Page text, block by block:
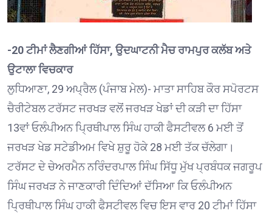
-20 ਟੀਮਾਂ ਲੈਣਗੀਆਂ ਹਿੱਸਾ, ਉਦਘਾਟਨੀ ਮੈਚ ਰਾਮਪੁਰ ਕਲੱਬ ਅਤੇ
ਉਟਾਲਾ ਵਿਚਕਾਰ
ਲੁਧਿਆਣਾ, 29 ਅਪ੍ਰੈਲ (ਪੰਜਾਬ ਮੇਲ)- ਮਾਤਾ ਸਾਹਿਬ ਕੌਰ ਸਪੋਰਟਸ
ਚੈਰੀਟੇਬਲ ਟਰੱਸਟ ਜਰਖੜ ਵਲੋਂ ਜਰਖੜ ਖੇਡਾਂ ਦੀ ਕੜੀ ਦਾ ਹਿੱਸਾ
13ਵਾਂ ਓਲੰਪੀਅਨ ਪ੍ਰਿਥੀਪਾਲ ਸਿੰਘ ਹਾਕੀ ਫੈਸਟੀਵਲ 6 ਮਈ ਤੋਂ
ਜਰਖੜ ਖੇਡ ਸਟੇਡੀਅਮ ਵਿਖੇ ਸ਼ੁਰੂ ਹੋਕੇ 28 ਮਈ ਤੱਕ ਚੱਲੇਗਾ।
ਟਰੱਸਟ ਦੇ ਚੇਅਰਮੈਨ ਨਰਿੰਦਰਪਾਲ ਸਿੰਘ ਸਿੱਧੂ ਮੁੱਖ ਪ੍ਰਬੰਧਕ ਜਗਰੂਪ
ਸਿੰਘ ਜਰਖੜ ਨੇ ਜਾਣਕਾਰੀ ਦਿੰਦਿਆਂ ਦੱਸਿਆ ਕਿ ਓਲੰਪੀਅਨ
ਪ੍ਰਿਥੀਪਾਲ ਸਿੰਘ ਹਾਕੀ ਫੈਸਟੀਵਲ ਵਿਚ ਇਸ ਵਾਰ 20 ਟੀਮਾਂ ਹਿੱਸਾ